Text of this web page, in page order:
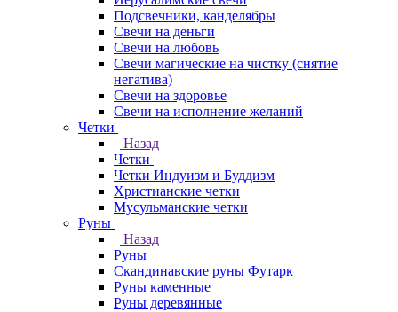
Подсвечники, канделябры
Свечи на деньги
Свечи на любовь
Свечи магические на чистку (снятие
негатива)
Свечи на здоровье
Свечи на исполнение желаний
Четки
Назад
Четки
Четки Индуизм и Буддизм
Христианские четки
Мусульманские четки
Руны
Назад
Руны
Скандинавские руны Футарк
Руны каменные
Руны деревянные